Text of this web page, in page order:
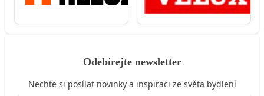
Odebírejte newsletter
Nechte si posílat novinky a inspiraci ze světa bydlení